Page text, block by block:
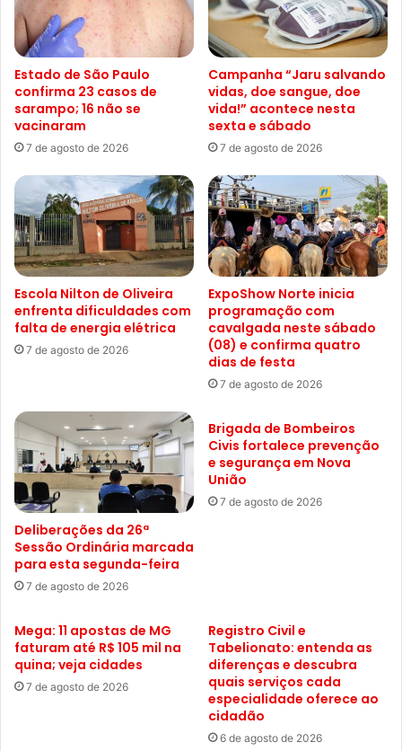
Estado de São Paulo
confirma 23 casos de
sarampo; 16 não se
vacinaram
7 de agosto de 2026
Campanha “Jaru salvando
vidas, doe sangue, doe
vida!” acontece nesta
sexta e sábado
7 de agosto de 2026
Escola Nilton de Oliveira
enfrenta dificuldades com
falta de energia elétrica
7 de agosto de 2026
ExpoShow Norte inicia
programação com
cavalgada neste sábado
(08) e confirma quatro
dias de festa
7 de agosto de 2026
Deliberações da 26ª
Sessão Ordinária marcada
para esta segunda-feira
7 de agosto de 2026
Brigada de Bombeiros
Civis fortalece prevenção
e segurança em Nova
União
7 de agosto de 2026
Mega: 11 apostas de MG
faturam até R$ 105 mil na
quina; veja cidades
7 de agosto de 2026
Registro Civil e
Tabelionato: entenda as
diferenças e descubra
quais serviços cada
especialidade oferece ao
cidadão
6 de agosto de 2026